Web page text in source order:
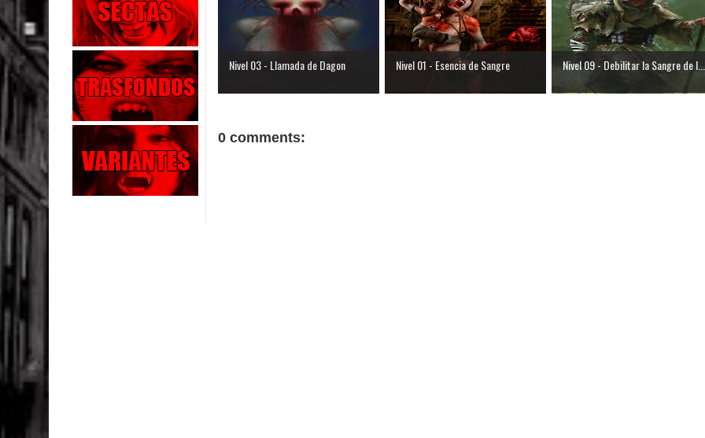
Nivel 03 - Llamada de Dagon Nivel 01 - Esencia de Sangre Nivel 09 - Debilitar la Sangre de l...
0 comments: